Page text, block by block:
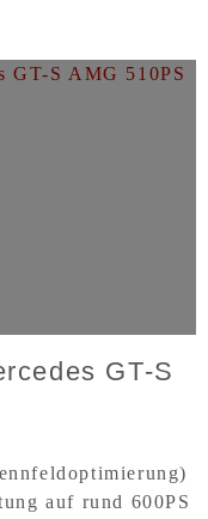
GT-S
auf rund 600PS